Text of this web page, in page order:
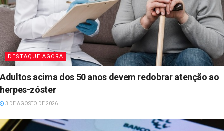
DESTAQUE AGORA
Adultos acima dos 50 anos devem redobrar atenção ao
herpes-zóster
3 DE AGOSTO DE 2026